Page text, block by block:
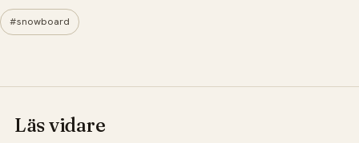
#snowboard
Läs vidare